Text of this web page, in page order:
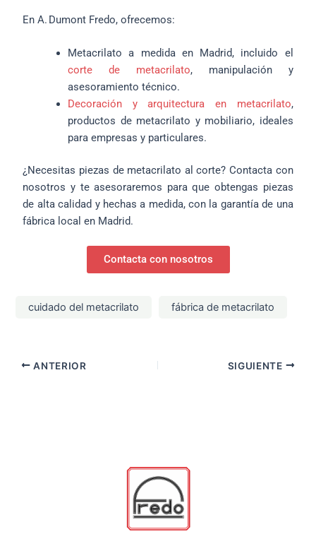
En A. Dumont Fredo, ofrecemos:
Metacrilato a medida en Madrid, incluido el
corte de metacrilato, manipulación y
asesoramiento técnico.
Decoración y arquitectura en metacrilato,
productos de metacrilato y mobiliario, ideales
para empresas y particulares.
¿Necesitas piezas de metacrilato al corte? Contacta con
nosotros y te asesoraremos para que obtengas piezas
de alta calidad y hechas a medida, con la garantía de una
fábrica local en Madrid.
Contacta con nosotros
cuidado del metacrilato fábrica de metacrilato
ANTERIOR SIGUIENTE